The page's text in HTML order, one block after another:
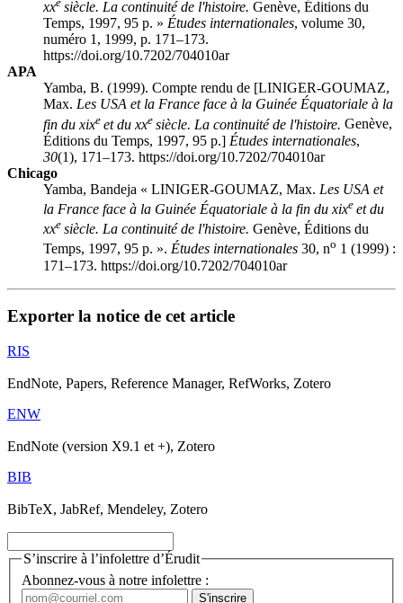
xx siècle. La continuité de l'histoire. Genève, Éditions du
Temps, 1997, 95 p. » Études internationales, volume 30,
numéro 1, 1999, p. 171–173.
https://doi.org/10.7202/704010ar
APA
Yamba, B. (1999). Compte rendu de [LINIGER-GOUMAZ,
Max. Les USA et la France face à la Guinée Équatoriale à la
fin du xixe et du xxe siècle. La continuité de l'histoire. Genève,
Éditions du Temps, 1997, 95 p.] Études internationales,
30(1), 171–173. https://doi.org/10.7202/704010ar
Chicago
Yamba, Bandeja « LINIGER-GOUMAZ, Max. Les USA et
la France face à la Guinée Équatoriale à la fin du xixe et du
xxe siècle. La continuité de l'histoire. Genève, Éditions du
Temps, 1997, 95 p. ». Études internationales 30, no 1 (1999) :
171–173. https://doi.org/10.7202/704010ar
Exporter la notice de cet article
RIS
EndNote, Papers, Reference Manager, RefWorks, Zotero
ENW
EndNote (version X9.1 et +), Zotero
BIB
BibTeX, JabRef, Mendeley, Zotero
S’inscrire à l’infolettre d’Érudit
Abonnez-vous à notre infolettre :